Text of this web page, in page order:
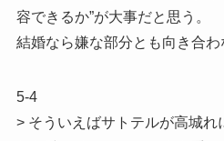
容できるか”が大事だと思う。
結婚なら嫌な部分とも向き合わ
5-4
> そういえばサトテルが高城れ